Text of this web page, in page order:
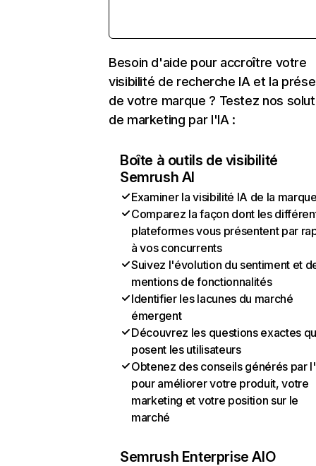
Besoin d'aide pour accroître votre
visibilité de recherche IA et la
de votre marque ? Testez nos
de marketing par l'IA :
Boîte à outils de visibilité
Semrush AI
Examiner la visibilité IA de la
Comparez la façon dont les
plateformes vous présentent par
à vos concurrents
Suivez l'évolution du sentiment et
mentions de fonctionnalités
Identifier les lacunes du marché
émergent
Découvrez les questions exactes
posent les utilisateurs
Obtenez des conseils générés par
pour améliorer votre produit, votre
marketing et votre position sur le
marché
Semrush Enterprise AIO